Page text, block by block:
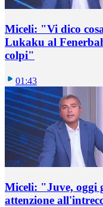
Miceli: "Vi dico
Lukaku al
colpi"
01:43
Miceli: "Juve, oggi
attenzione